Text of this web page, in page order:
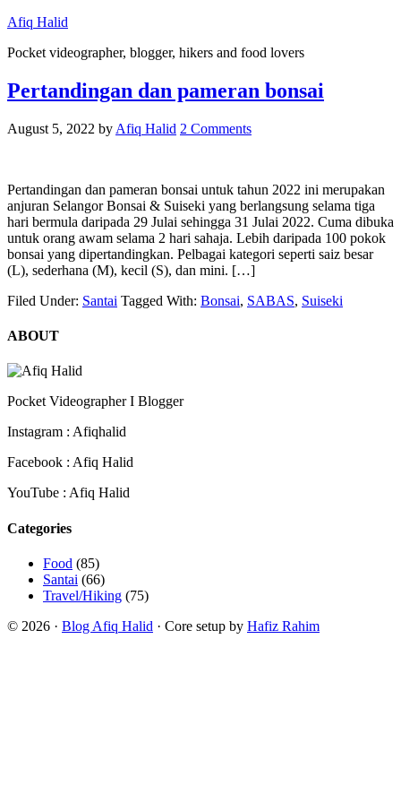
Afiq Halid
Pocket videographer, blogger, hikers and food lovers
Pertandingan dan pameran bonsai
August 5, 2022 by Afiq Halid 2 Comments
Pertandingan dan pameran bonsai untuk tahun 2022 ini merupakan
anjuran Selangor Bonsai & Suiseki yang berlangsung selama tiga
hari bermula daripada 29 Julai sehingga 31 Julai 2022. Cuma dibuka
untuk orang awam selama 2 hari sahaja. Lebih daripada 100 pokok
bonsai yang dipertandingkan. Pelbagai kategori seperti saiz besar
(L), sederhana (M), kecil (S), dan mini. […]
Filed Under: Santai Tagged With: Bonsai, SABAS, Suiseki
ABOUT
Pocket Videographer I Blogger
Instagram : Afiqhalid
Facebook : Afiq Halid
YouTube : Afiq Halid
Categories
Food (85)
Santai (66)
Travel/Hiking (75)
© 2026 · Blog Afiq Halid · Core setup by Hafiz Rahim